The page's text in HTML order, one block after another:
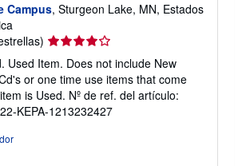
f
e
n
v
Campus, Sturgeon Lake, MN, Estados
Calificación
vendedor:
4
de
5
Used Item. Does not include New
or one time use items that come
is Used. Nº de ref. del artículo:
KEPA-1213232427